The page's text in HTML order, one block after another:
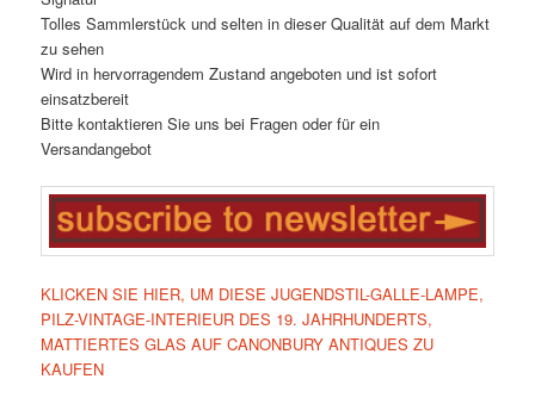
Tolles Sammlerstück und selten in dieser Qualität auf dem Markt
zu sehen
Wird in hervorragendem Zustand angeboten und ist sofort
einsatzbereit
Bitte kontaktieren Sie uns bei Fragen oder für ein
Versandangebot
KLICKEN SIE HIER, UM DIESE JUGENDSTIL-GALLE-LAMPE,
PILZ-VINTAGE-INTERIEUR DES 19. JAHRHUNDERTS,
MATTIERTES GLAS AUF CANONBURY ANTIQUES ZU
KAUFEN